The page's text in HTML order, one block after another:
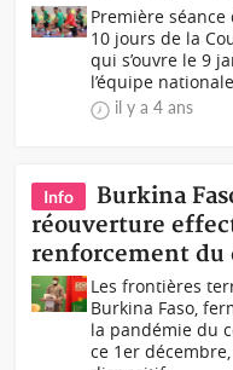
Première séance
10 jours de la
qui s’ouvre le 9
l’équipe
il y a 4 ans
Info
Burkina
réouverture
renforcement du
Les frontières
Burkina Faso,
la pandémie du
ce 1er